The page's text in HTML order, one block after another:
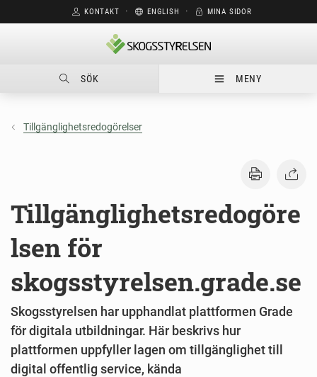
KONTAKT ⋅ ENGLISH ⋅ MINA SIDOR
SÖK MENY
Tillgänglighetsredogörelser
Tillgänglighetsredogöre
lsen för
skogsstyrelsen.grade.se
Skogsstyrelsen har upphandlat plattformen Grade
för digitala utbildningar. Här beskrivs hur
plattformen uppfyller lagen om tillgänglighet till
digital offentlig service, kända